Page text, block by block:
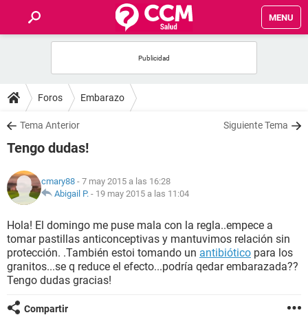
MENU
FOROS
SALUD
FAMILIA
NUTRICIÓN
BIENESTAR
SEXUALIDAD
GLOSARIO
Foros Embarazo
Tema Anterior Siguiente Tema
Tengo dudas!
cmary88 - 7 may 2015 a las 16:28
Abigail P. - 19 may 2015 a las 11:04
Hola! El domingo me puse mala con la regla..empece a
tomar pastillas anticonceptivas y mantuvimos relación sin
protección. .También estoi tomando un antibiótico para los
granitos...se q reduce el efecto...podría qedar embarazada??
Tengo dudas gracias!
Compartir